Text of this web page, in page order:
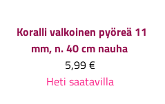
Koralli valkoinen pyöreä 11
mm, n. 40 cm nauha
5,99 €
Heti saatavilla